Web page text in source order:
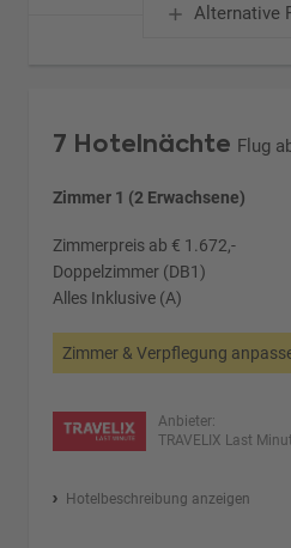
Alternative
7 Hotelnächte Flug
Zimmer 1 (2 Erwachsene)
Zimmerpreis ab € 1.672,-
Doppelzimmer (DB1)
Alles Inklusive (A)
Zimmer & Verpflegung
Anbieter:
TRAVELIX Last
Hotelbeschreibung anzeigen